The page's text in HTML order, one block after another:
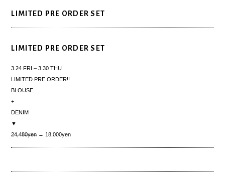
LIMITED PRE ORDER SET
LIMITED PRE ORDER SET
3.24 FRI – 3.30 THU
LIMITED PRE ORDER!!
BLOUSE
+
DENIM
▼
24,480yen→ 18,000yen